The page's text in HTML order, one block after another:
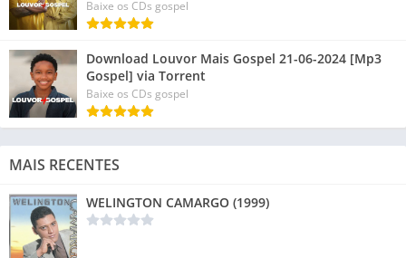
Baixe os CDs gospel
Download Louvor Mais Gospel 21-06-2024 [Mp3
Gospel] via Torrent
Baixe os CDs gospel
MAIS RECENTES
WELINGTON CAMARGO (1999)